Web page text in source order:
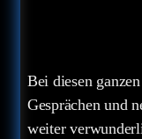
Bei diesen
Gesprächen und
weiter